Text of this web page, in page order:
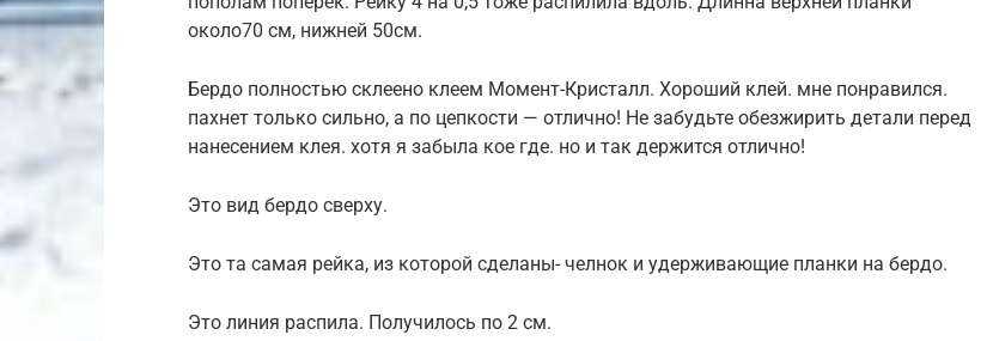
около70 см, нижней 50см.
Бердо полностью склеено клеем Момент-Кристалл. Хороший клей. мне понравился.
пахнет только сильно, а по цепкости — отлично! Не забудьте обезжирить детали перед
нанесением клея. хотя я забыла кое где. но и так держится отлично!
Это вид бердо сверху.
Это та самая рейка, из которой сделаны- челнок и удерживающие планки на бердо.
Это линия распила. Получилось по 2 см.